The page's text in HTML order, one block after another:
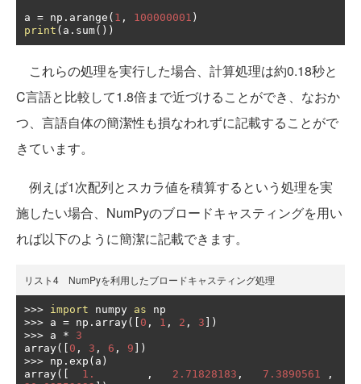
a = np . arange ( 1 , 100000001 )
print ( a . sum())
これらの処理を実行した場合、計算処理は約0.18秒と
C言語と比較して1.8倍まで近づけることができ、なおか
つ、言語自体の簡潔性も損なわれずに記載することがで
きています。
例えば1次配列とスカラ値を積算するという処理を実
施したい場合、NumPyのブロードキャスティングを用い
れば以下のように簡潔に記載できます。
リスト4 NumPyを利用したブロードキャスティング処理
>>> import numpy as
>>> a = np . array([ 0 , 1 , 2 , 3 ])
>>> a *
3
array([ 0 , 3 , 6 , 9 ])
>>> np . exp ( a )
array([ 1. , 2.71828183 , 7.3890561
,